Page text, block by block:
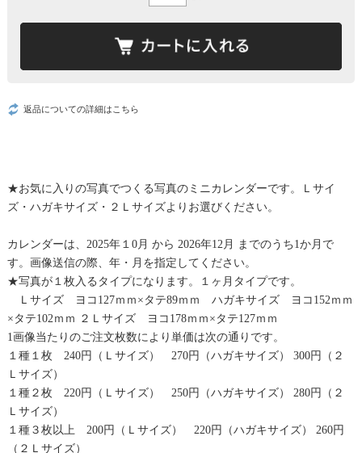
返品についての詳細はこちら
★お気に入りの写真でつくる写真のミニカレンダーです。Ｌサイ
ズ・ハガキサイズ・２Ｌサイズよりお選びください。
カレンダーは、2025年１0月 から 2026年12月 までのうち1か月で
す。画像送信の際、年・月を指定してください。
★写真が１枚入るタイプになります。１ヶ月タイプです。
Ｌサイズ ヨコ127ｍｍ×タテ89ｍｍ ハガキサイズ ヨコ152ｍｍ
×タテ102ｍｍ ２Ｌサイズ ヨコ178ｍｍ×タテ127ｍｍ
1画像当たりのご注文枚数により単価は次の通りです。
１種１枚 240円（Ｌサイズ） 270円（ハガキサイズ） 300円（２
Ｌサイズ）
１種２枚 220円（Ｌサイズ） 250円（ハガキサイズ） 280円（２
Ｌサイズ）
１種３枚以上 200円（Ｌサイズ） 220円（ハガキサイズ） 260円
（２Ｌサイズ）